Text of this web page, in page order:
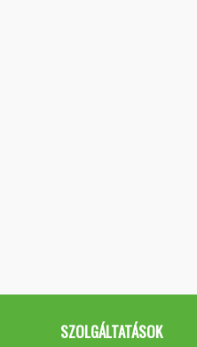
SZOLGÁLTATÁSOK